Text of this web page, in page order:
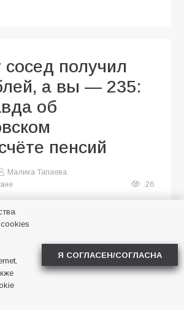
получил
а вы — 235:
об
пенсий
Малика Тапаева
26
Я СОГЛАСЕН/СОГЛАСНА